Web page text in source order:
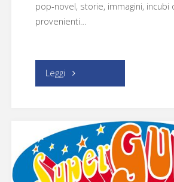
pop-novel, storie, immagini, incubi
provenienti…
Leggi "Amianto